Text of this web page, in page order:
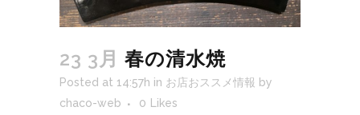
23 3月 春の清水焼
Posted at 14:57h in お店おススメ情報 by
chaco-web
0 Likes